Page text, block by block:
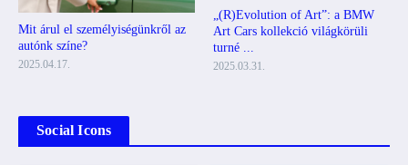
Mit árul el személyiségünkről az
autónk színe?
2025.04.17.
„(R)Evolution of Art”: a BMW
Art Cars kollekció világkörüli
turné ...
2025.03.31.
Social Icons